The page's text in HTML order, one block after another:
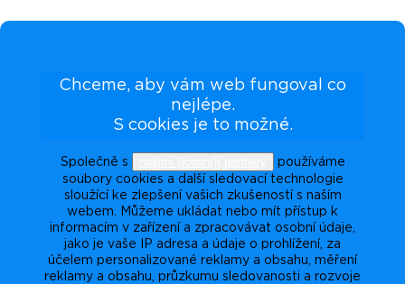
Chceme, aby vám web fungoval co
nejlépe.
S cookies je to možné.
Společně s
používáme
soubory cookies a další sledovací technologie
sloužící ke zlepšení vašich zkušeností s naším
webem. Můžeme ukládat nebo mít přístup k
informacím v zařízení a zpracovávat osobní údaje,
jako je vaše IP adresa a údaje o prohlížení, za
účelem personalizované reklamy a obsahu, měření
reklamy a obsahu, průzkumu sledovanosti a rozvoje